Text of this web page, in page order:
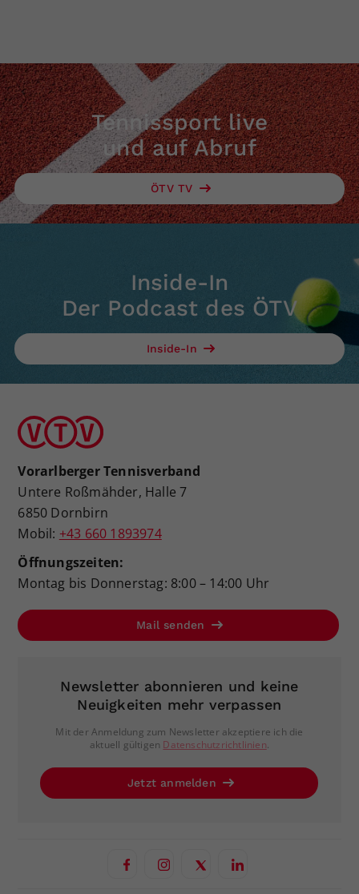
Tennissport live
und auf Abruf
ÖTV TV
Inside-In
Der Podcast des ÖTV
Inside-In
Vorarlberger Tennisverband
Untere Roßmähder, Halle 7
6850 Dornbirn
Mobil: +43 660 1893974
Öffnungszeiten:
Montag bis Donnerstag: 8:00 – 14:00 Uhr
Mail senden
Newsletter abonnieren und keine
Neuigkeiten mehr verpassen
Mit der Anmeldung zum Newsletter akzeptiere ich die
aktuell gültigen Datenschutzrichtlinien.
Jetzt anmelden